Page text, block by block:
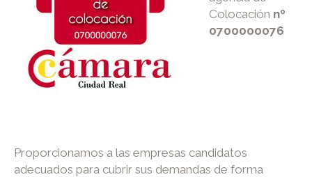
Colocación nº
0700000076
Proporcionamos a las empresas candidatos
adecuados para cubrir sus demandas de forma